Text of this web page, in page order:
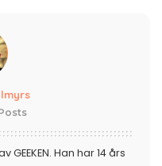
Han har 14 års